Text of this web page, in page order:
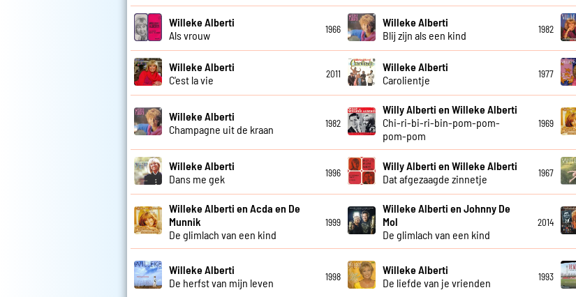
Willeke Alberti
Als vrouw
1966
Willeke Alberti
Blij zijn als een kind
1982
Willeke Alberti
C'est la vie
2011
Willeke Alberti
Carolientje
1977
Willeke Alberti
Champagne uit de kraan
1982
Willy Alberti en Willeke Alberti
Chi-ri-bi-ri-bin-pom-pom-
pom-pom
1969
Willeke Alberti
Dans me gek
1996
Willy Alberti en Willeke Alberti
Dat afgezaagde zinnetje
1967
Willeke Alberti en Acda en De
Munnik
De glimlach van een kind
1999
Willeke Alberti en Johnny De
Mol
De glimlach van een kind
2014
Willeke Alberti
De herfst van mijn leven
1998
Willeke Alberti
De liefde van je vrienden
1993